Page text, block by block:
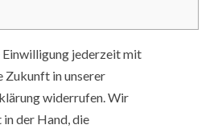
Einwilligung jederzeit mit
Zukunft in unserer
widerrufen. Wir
in der Hand, die